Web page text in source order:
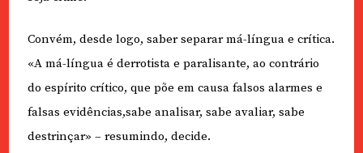
Convém, desde logo, saber separar má-língua e crítica.
«A má-língua é derrotista e paralisante, ao contrário
do espírito crítico, que põe em causa falsos alarmes e
falsas evidências,sabe analisar, sabe avaliar, sabe
destrinçar» – resumindo, decide.